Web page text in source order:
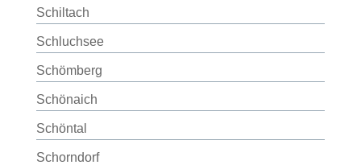
Schiltach
Schluchsee
Schömberg
Schönaich
Schöntal
Schorndorf